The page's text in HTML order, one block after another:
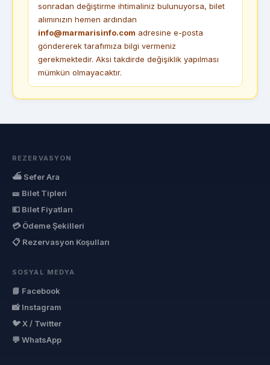
sonradan değiştirme ihtimaliniz bulunuyorsa, bilet
alımınızın hemen ardından
info@marmarisinfo.com adresine e-posta
göndererek tarafımıza bilgi vermeniz
gerekmektedir. Aksi takdirde değişiklik yapılması
mümkün olmayacaktır.
REZERVASYON
⛴ Sefer Ara
🎫 Bilet Tipleri
💶 Bilet Fiyatları
💳 Ödeme Şekilleri
📋 Rezervasyon Koşulları
SOSYAL MEDYA
📘 Facebook
📸 Instagram
🐦 X / Twitter
💬 WhatsApp